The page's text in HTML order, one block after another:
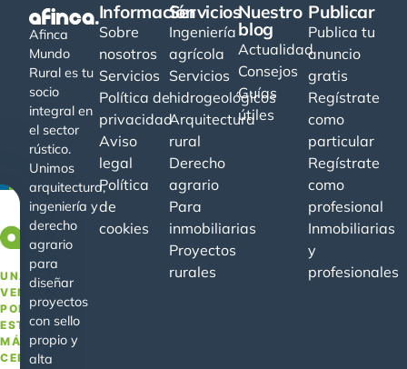
Afinca
Mundo
Rural es tu
socio
integral en
el sector
rústico.
Unimos
arquitectura,
ingeniería y
derecho
agrario
para
diseñar
proyectos
con sello
propio y
alta
Información
Sobre
nosotros
Servicios
Política de
privacidad
Aviso
legal
Política
de
cookies
Servicios
Ingeniería
agrícola
Servicios
hidrogeológicos
Arquitectura
rural
Derecho
agrario
Para
inmobiliarias
Proyectos
rurales
Nuestro
blog
Actualidad
Consejos
Guías
útiles
Publicar
Publica tu
anuncio
gratis
Regístrate
como
particular
Regístrate
como
profesional
Inmobiliarias
y
profesionales
−20%
UNA
VENTAJA
POR
ESTAR
MÁS
CERCA